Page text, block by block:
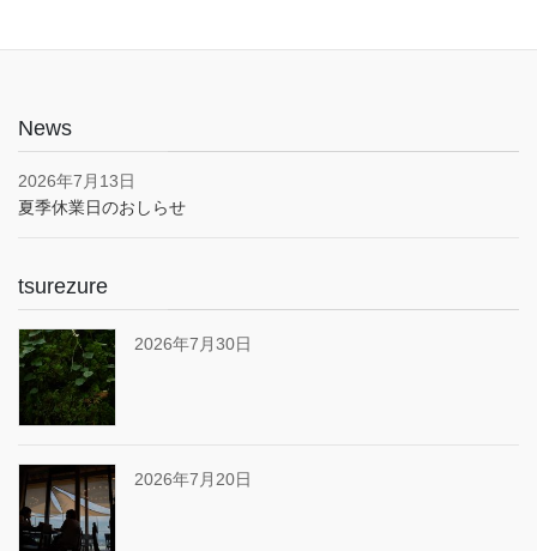
News
2026年7月13日
夏季休業日のおしらせ
tsurezure
2026年7月30日
2026年7月20日